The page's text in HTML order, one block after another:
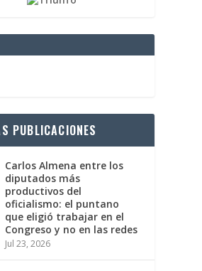
PUBLICACIONES
Carlos Almena entre los
diputados más
productivos del
oficialismo: el puntano
que eligió trabajar en el
Congreso y no en las redes
Jul 23, 2026